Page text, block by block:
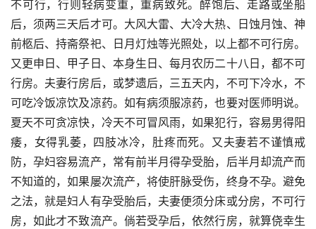
不可行，行则轻病变重，重病致死。醉饱后、走路或坐船
后，须两三天后才可。大风大雷、大冷大热、日蚀月蚀、神
前柩后、持斋祭祀、日月灯烛等光照处，以上都不可行房。
又更申日、甲子日、本身生日、每月农历二十八日，都不可
行房。夫妻行房后，或梦遗后，三五天内，不可下冷水，不
可吃冷饭凉饮及凉药。如有病须服凉药，也要对医师明说。
夏天不可贪凉快，冷天不可冒风雨，如果犯行，容易男得阳
痿，女得乳萎，四肢冰冷，肚疼而死。又夫妻若不谨慎戒
防，孕妇容易流产，常有前半月得孕受胎，后半月却流产而
不知道的，如果屡次流产，将使肝脉受伤，终身不孕。避免
之法，就是妇人有孕受胎后，夫妻便须分床或分房，不可行
房，如此才不致流产。倘若受孕后，依然行房，就算侥幸生